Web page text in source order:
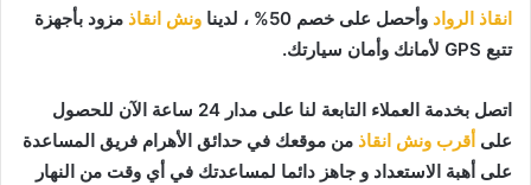
انقاذ الرواد وأحصل على خصم 50% ، لدينا ونش انقاذ مزود بأجهزة
تتبع GPS لأمانك وأمان سيارتك.
اتصل بخدمة العملاء التابعة لنا على مدار 24 ساعة الآن للحصول
على أقرب ونش انقاذ من موقعك في حدائق الأهرام فريق المساعدة
على أهبة الاستعداد و جاهز دائما لمساعدتك في أي وقت من النهار